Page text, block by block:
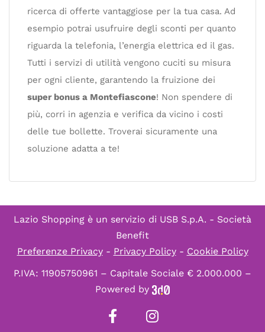
ricerca di offerte vantaggiose per la tua casa. Ad
esempio potrai usufruire degli sconti per quanto
riguarda la telefonia, l’energia elettrica ed il gas.
Tutti i servizi di utilità vengono cuciti su misura
per ogni cliente, garantendo la fruizione dei
super bonus a Montefiascone! Non spendere di
più, corri in agenzia e verifica da vicino i costi
delle tue bollette. Troverai sicuramente una
soluzione adatta a te!
Lazio Shopping è un servizio di USB S.p.A. - Società
Benefit
Preferenze Privacy- Privacy Policy- Cookie Policy
P.IVA: 11905750961 – Capitale Sociale € 2.000.000 –
Powered by